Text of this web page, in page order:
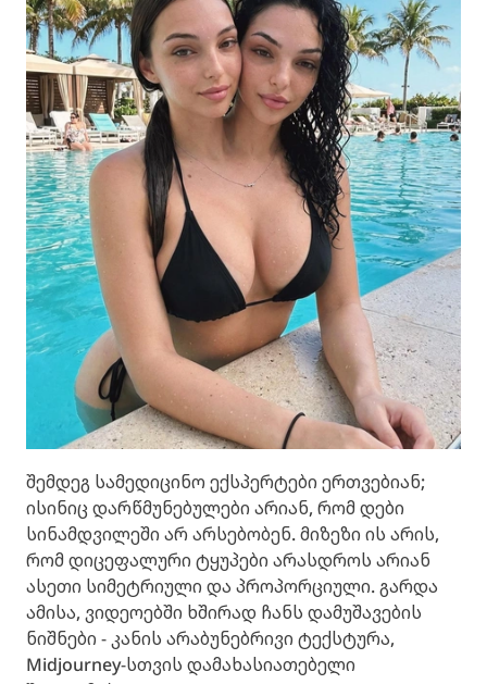
შემდეგ სამედიცინო ექსპერტები ერთვებიან;
ისინიც დარწმუნებულები არიან, რომ დები
სინამდვილეში არ არსებობენ. მიზეზი ის არის,
რომ დიცეფალური ტყუპები არასდროს არიან
ასეთი სიმეტრიული და პროპორციული. გარდა
ამისა, ვიდეოებში ხშირად ჩანს დამუშავების
ნიშნები - კანის არაბუნებრივი ტექსტურა,
Midjourney-სთვის დამახასიათებელი